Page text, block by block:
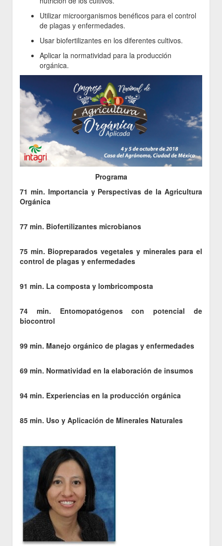
Utilizar microorganismos benéficos para el control
de plagas y enfermedades.
Usar biofertilizantes en los diferentes cultivos.
Aplicar la normatividad para la producción
orgánica.
Programa
71 min. Importancia y Perspectivas de la Agricultura
Orgánica
77 min. Biofertilizantes microbianos
75 min. Biopreparados vegetales y minerales para el
control de plagas y enfermedades
91 min. La composta y lombricomposta
74 min. Entomopatógenos con potencial de
biocontrol
99 min. Manejo orgánico de plagas y enfermedades
69 min. Normatividad en la elaboración de insumos
94 min. Experiencias en la producción orgánica
85 min. Uso y Aplicación de Minerales Naturales